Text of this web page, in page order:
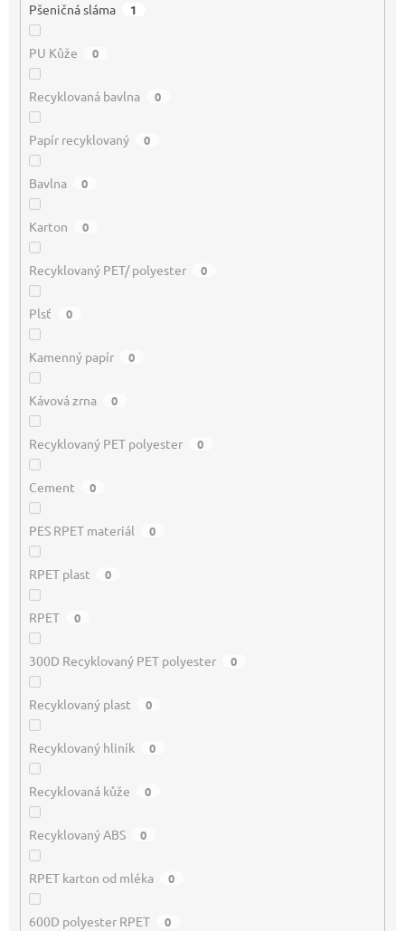
Pšeničná sláma 1
PU Kůže 0
Recyklovaná bavlna 0
Papír recyklovaný 0
Bavlna 0
Karton 0
Recyklovaný PET/ polyester 0
Plsť 0
Kamenný papír 0
Kávová zrna 0
Recyklovaný PET polyester 0
Cement 0
PES RPET materiál 0
RPET plast 0
RPET 0
300D Recyklovaný PET polyester 0
Recyklovaný plast 0
Recyklovaný hliník 0
Recyklovaná kůže 0
Recyklovaný ABS 0
RPET karton od mléka 0
600D polyester RPET 0